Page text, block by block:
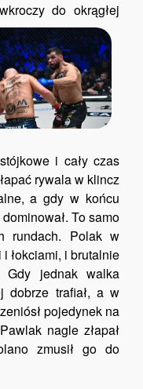
do okrągłej
i cały czas
rywala w klincz
a gdy w końcu
To samo
rundach. Polak w
łokciami, i brutalnie
Gdy jednak walka
dobrze trafiał, a w
pojedynek na
nagle złapał
zmusił go do